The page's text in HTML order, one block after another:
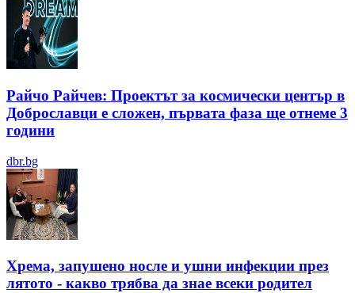
Райчо Райчев: Проектът за космически център в
Доброславци е сложен, първата фаза ще отнеме 3
години
dbr.bg
Хрема, запушено носле и ушни инфекции през
лятотo - какво трябва да знае всеки родител